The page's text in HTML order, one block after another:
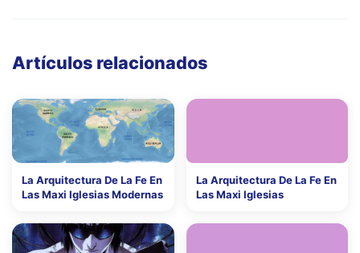
Artículos relacionados
La Arquitectura De La Fe En
Las Maxi Iglesias Modernas
La Arquitectura De La Fe En
Las Maxi Iglesias